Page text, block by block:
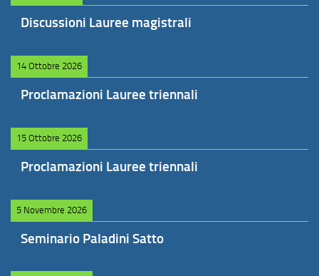
Discussioni Lauree magistrali
14 Ottobre 2026
Proclamazioni Lauree triennali
15 Ottobre 2026
Proclamazioni Lauree triennali
5 Novembre 2026
Seminario Paladini Satto